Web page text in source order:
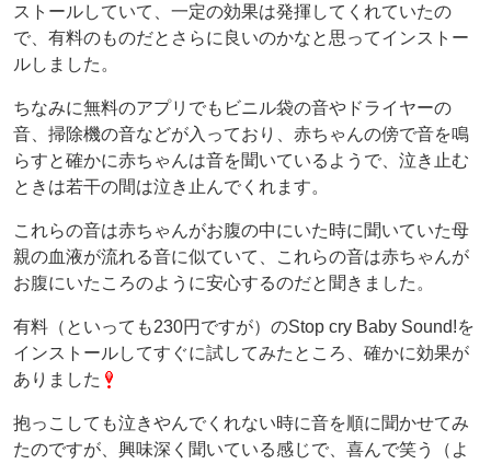
ストールしていて、一定の効果は発揮してくれていたの
で、有料のものだとさらに良いのかなと思ってインストー
ルしました。
ちなみに無料のアプリでもビニル袋の音やドライヤーの
音、掃除機の音などが入っており、赤ちゃんの傍で音を鳴
らすと確かに赤ちゃんは音を聞いているようで、泣き止む
ときは若干の間は泣き止んでくれます。
これらの音は赤ちゃんがお腹の中にいた時に聞いていた母
親の血液が流れる音に似ていて、これらの音は赤ちゃんが
お腹にいたころのように安心するのだと聞きました。
有料（といっても230円ですが）のStop cry Baby Sound!を
インストールしてすぐに試してみたところ、確かに効果が
ありました
抱っこしても泣きやんでくれない時に音を順に聞かせてみ
たのですが、興味深く聞いている感じで、喜んで笑う（よ